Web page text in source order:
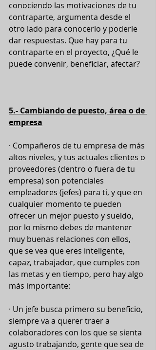
conociendo las motivaciones de tu
contraparte, argumenta desde el
otro lado para conocerlo y poderle
dar respuestas. Que hay para tu
contraparte en el proyecto, ¿Qué le
puede convenir, beneficiar, afectar?
5.- Cambiando de puesto, área o de
empresa
· Compañeros de tu empresa de más
altos niveles, y tus actuales clientes o
proveedores (dentro o fuera de tu
empresa) son potenciales
empleadores (jefes) para ti, y que en
cualquier momento te pueden
ofrecer un mejor puesto y sueldo,
por lo mismo debes de mantener
muy buenas relaciones con ellos,
que se vea que eres inteligente,
capaz, trabajador, que cumples con
las metas y en tiempo, pero hay algo
más importante:
· Un jefe busca primero su beneficio,
siempre va a querer traer a
colaboradores con los que se sienta
agusto trabajando, gente que sea de